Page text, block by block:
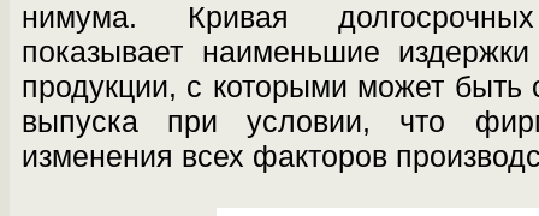
нимума. Кривая
показывает наименьшие
продукции, с ко­торыми может
выпуска при усло­вии, что
изменения всех факторов